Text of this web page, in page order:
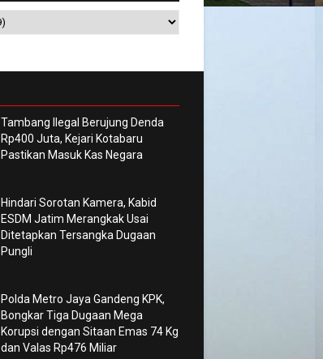
Tambang Ilegal Berujung Denda
Rp400 Juta, Kejari Kotabaru
Pastikan Masuk Kas Negara
Hindari Sorotan Kamera, Kabid
ESDM Jatim Merangkak Usai
Ditetapkan Tersangka Dugaan
Pungli
Polda Metro Jaya Gandeng KPK,
Bongkar Tiga Dugaan Mega
Korupsi dengan Sitaan Emas 74 Kg
dan Valas Rp476 Miliar